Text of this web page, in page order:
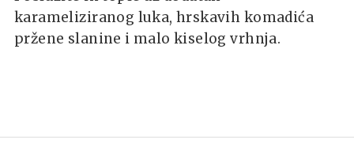
karameliziranog luka, hrskavih komadića
pržene slanine i malo kiselog vrhnja.